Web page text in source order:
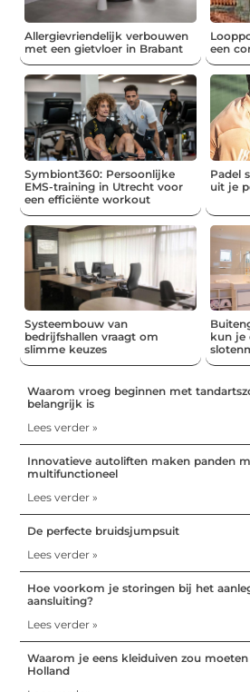
Allergievriendelijk verbouwen
met een gietvloer in Brabant
een
Symbiont360: Persoonlijke
EMS-training in Utrecht voor
een efficiënte workout
Padel
uit je
Systeembouw van
bedrijfshallen vraagt om
slimme keuzes
kun je
Waarom vroeg beginnen met
belangrijk is
Lees verder »
Innovatieve autoliften maken panden
multifunctioneel
Lees verder »
De perfecte bruidsjumpsuit
Lees verder »
Hoe voorkom je storingen bij het
aansluiting?
Lees verder »
Waarom je eens kleiduiven zou
Holland